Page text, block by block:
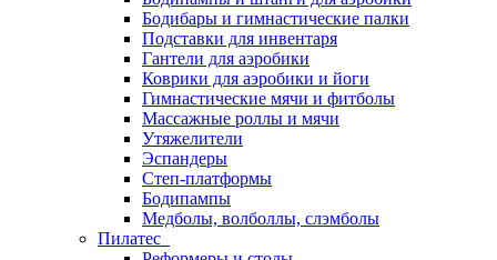
Бодибары и гимнастические палки
Подставки для инвентаря
Гантели для аэробики
Коврики для аэробики и йоги
Гимнастические мячи и фитболы
Массажные роллы и мячи
Утяжелители
Эспандеры
Степ-платформы
Бодипампы
Медболы, волболлы, слэмболы
Пилатес